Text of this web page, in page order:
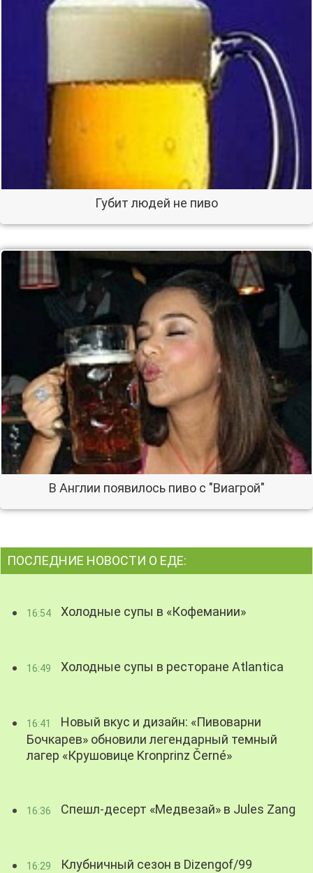
Губит людей не пиво
В Англии появилось пиво с "Виагрой"
ПОСЛЕДНИЕ НОВОСТИ О ЕДЕ:
16:54 Холодные супы в «Кофемании»
16:49 Холодные супы в ресторане Atlantica
16:41
Новый вкус и дизайн: «Пивоварни
Бочкарев» обновили легендарный темный
лагер «Крушовице Kronprinz Černé»
16:36 Спешл-десерт «Медвезай» в Jules Zang
16:29 Клубничный сезон в Dizengof/99